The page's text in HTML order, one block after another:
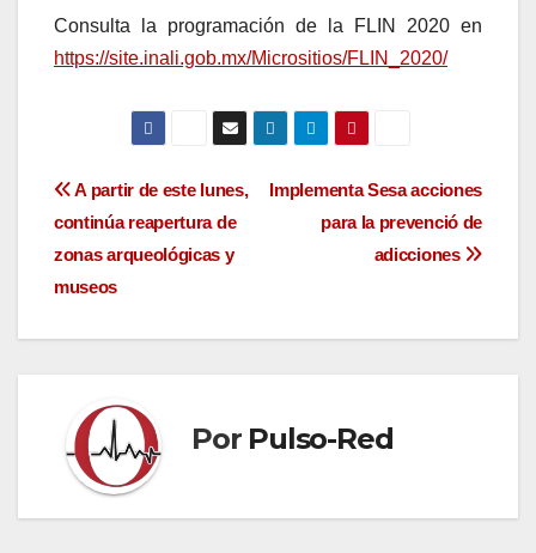
Consulta la programación de la FLIN 2020 en
https://site.inali.gob.mx/Micrositios/FLIN_2020/
Navegación
de
entradas
Implementa Sesa acciones
para la prevenció de
adicciones
A partir de este lunes,
continúa reapertura de
zonas arqueológicas y
museos
Por Pulso-Red